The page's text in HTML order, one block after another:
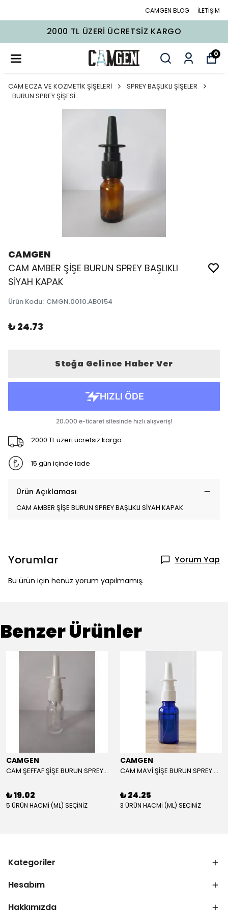
CAMGEN BLOG İLETİŞİM
2000 TL ÜZERI ÜCRETSIZ KARGO
0
CAM ECZA VE KOZMETİK ŞİŞELERİ
SPREY BAŞLIKLI ŞİŞELER
BURUN SPREY ŞİŞESİ
CAMGEN
CAM AMBER ŞİŞE BURUN SPREY BAŞLIKLI
SİYAH KAPAK
Ürün Kodu: CMGN.0010.AB0154
₺ 24.73
Stoğa Gelince Haber Ver
2000 TL üzeri ücretsiz kargo
15 gün içinde iade
Ürün Açıklaması
CAM AMBER ŞİŞE BURUN SPREY BAŞLIKLI SİYAH KAPAK
Yorumlar Yorum Yap
Bu ürün için henüz yorum yapılmamış.
Benzer Ürünler
CAMGEN
CAM ŞEFFAF ŞİŞE BURUN SPREY BAŞLIKLI BEYAZ KAPAK
₺ 19.02
5 ÜRÜN HACMİ (ML) SEÇİNİZ
CAMGEN
CAM MAVİ ŞİŞE BURUN SPREY BAŞLIKLI BEYAZ KAPAK
₺ 24.25
3 ÜRÜN HACMİ (ML) SEÇİNİZ
Kategoriler
Hesabım
Hakkımızda